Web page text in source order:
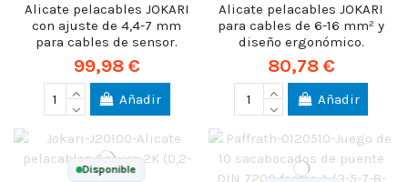
Alicate pelacables JOKARI
con ajuste de 4,4-7 mm
para cables de sensor.
99,98 €
Añadir
Alicate pelacables JOKARI
para cables de 6-16 mm² y
diseño ergonómico.
80,78 €
Añadir
Disponible